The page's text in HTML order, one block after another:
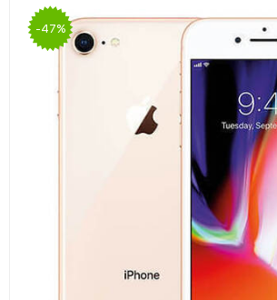
-47%